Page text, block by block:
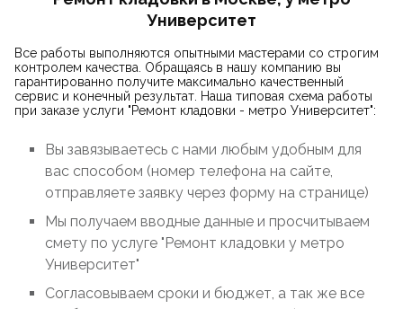
Университет
Все работы выполняются опытными мастерами со строгим
контролем качества. Обращаясь в нашу компанию вы
гарантированно получите максимально качественный
сервис и конечный результат. Наша типовая схема работы
при заказе услуги "Ремонт кладовки - метро Университет":
Вы завязываетесь с нами любым удобным для
вас способом (номер телефона на сайте,
отправляете заявку через форму на странице)
Мы получаем вводные данные и просчитываем
смету по услуге "Ремонт кладовки у метро
Университет"
Согласовываем сроки и бюджет, а так же все